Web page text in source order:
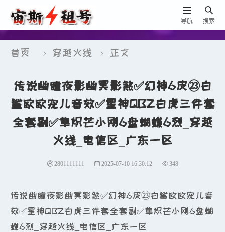

搜索

导航
首页  穿越火线  正文
传说幽瞳夜影幽冥影煞✅幻神6皮㉓白
鲨欧欧宠儿音效✅星神QBZ白虎三件套
全套副✅隼炽芒小刚6盘蝴蝶6烈_穿越
火线_电信区_广东一区
2801111111 2025-07-10 16:30:12 348
传说幽瞳夜影幽冥影煞✅幻神6皮㉓白鲨欧欧宠儿音
效✅星神QBZ白虎三件套全套副✅隼炽芒小刚6盘蝴
蝶6烈_穿越火线_电信区_广东一区